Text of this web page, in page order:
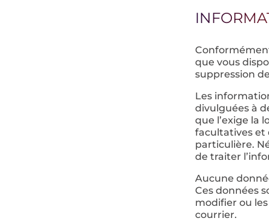
que vous
suppression
Les
divulguées à
que l’exige la
facultatives et
particulière.
de traiter
Aucune
Ces données
modifier ou
courrier.